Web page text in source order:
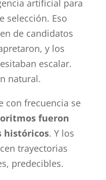
artificial para
selección. Eso
de candidatos
y los
escalar.
natural.
con frecuencia se
fueron
históricos. Y los
trayectorias
predecibles.